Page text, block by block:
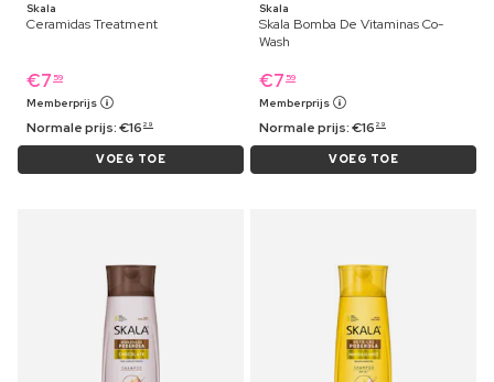
Skala
Ceramidas Treatment
€7 59
Memberprijs
Normale prijs:€16 29
VOEG TOE
Skala
Skala Bomba De Vitaminas Co-
Wash
€7 59
Memberprijs
Normale prijs:€16 29
VOEG TOE